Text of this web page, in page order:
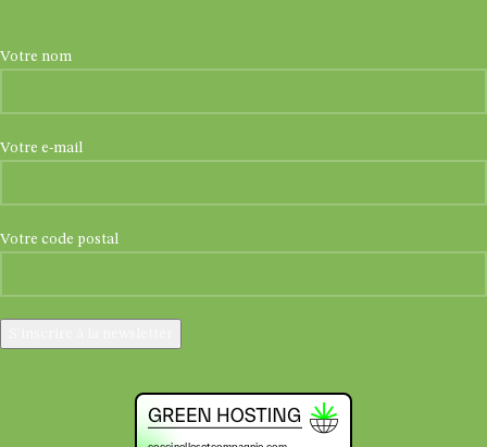
Votre nom
Votre e-mail
Votre code postal